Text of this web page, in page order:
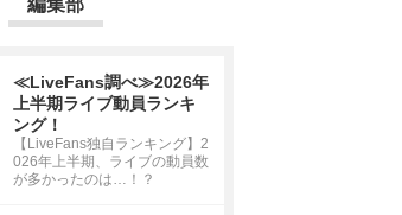
≪LiveFans調べ≫2026年
上半期ライブ動員ランキ
ング！
【LiveFans独自ランキング】2
026年上半期、ライブの動員数
が多かったのは…！？